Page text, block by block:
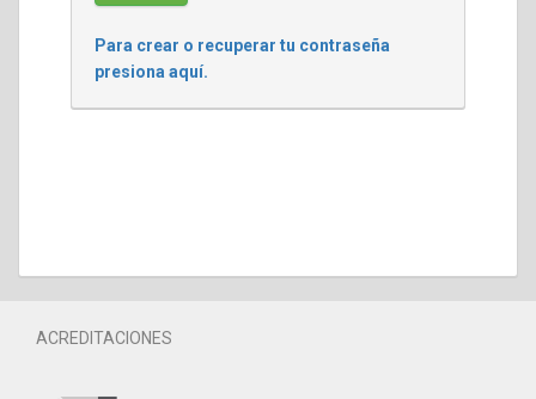
Para crear o recuperar tu contraseña
presiona aquí.
ACREDITACIONES